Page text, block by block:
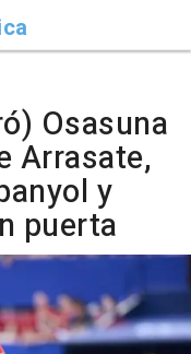
Osasuna
Arrasate,
y
puerta